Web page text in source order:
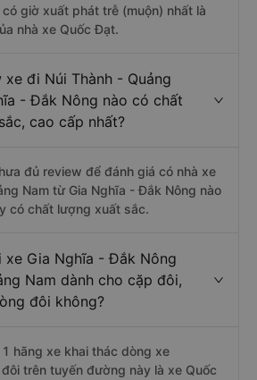
giờ xuất phát trễ (muộn) nhất là
nhà xe Quốc Đạt.
xe đi Núi Thành - Quảng
- Đắk Nông nào có chất
cao cấp nhất?
đủ review để đánh giá có nhà xe
Nam từ Gia Nghĩa - Đắk Nông nào
có chất lượng xuất sắc.
xe Gia Nghĩa - Đắk Nông
Nam dành cho cặp đôi,
đôi không?
hãng xe khai thác dòng xe
trên tuyến đường này là xe Quốc